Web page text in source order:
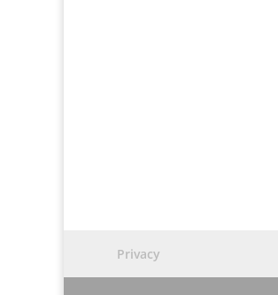
Privacy